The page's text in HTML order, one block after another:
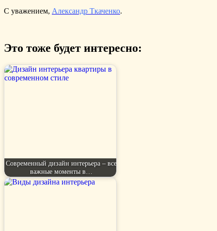
С уважением, Александр Ткаченко.
Это тоже будет интересно:
Современный дизайн интерьера – все
важные моменты в…